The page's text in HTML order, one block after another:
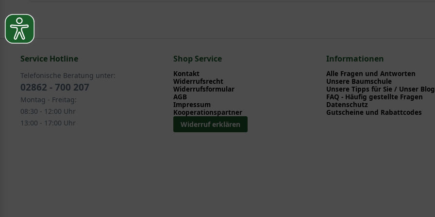
Ziergehölze > Frühjahrsblüher > Sonstige Frühjahrsblüher
Ziergehölze > Sommerblüher > Pfeifenstrauch - Philadelphus
Service Hotline
Telefonische Beratung unter:
02862 - 700 207
Montag - Freitag:
08:30 - 12:00 Uhr
13:00 - 17:00 Uhr
Shop Service
Kontakt
Widerrufsrecht
Widerrufsformular
AGB
Impressum
Kooperationspartner
Widerruf erklären
Informationen
Alle Fragen und Antworten
Unsere Baumschule
Unsere Tipps für Sie / Unser Blog
FAQ - Häufig gestellte Fragen
Datenschutz
Gutscheine und Rabattcodes